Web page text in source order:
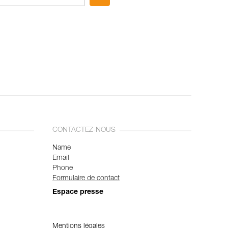
CONTACTEZ-NOUS
Name
Email
Phone
Formulaire de contact
Espace presse